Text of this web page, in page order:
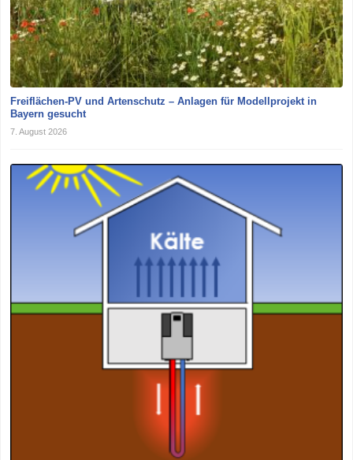
Freiflächen-PV und Artenschutz – Anlagen für Modellprojekt in
Bayern gesucht
7. August 2026